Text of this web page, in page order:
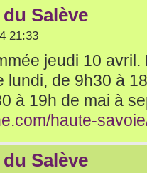
Salève
21:33
jeudi 10
lundi, de 9h30 à
à 19h de mai à
haute-
Salève